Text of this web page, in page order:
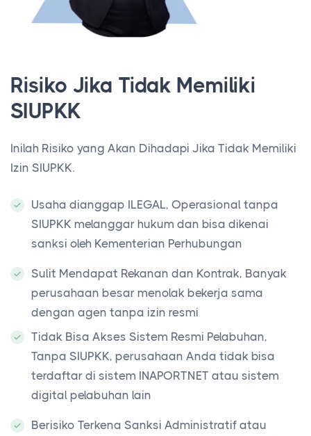
Risiko Jika Tidak Memiliki
SIUPKK
Inilah Risiko yang Akan Dihadapi Jika Tidak Memiliki
Izin SIUPKK.
Usaha dianggap ILEGAL, Operasional tanpa
SIUPKK melanggar hukum dan bisa dikenai
sanksi oleh Kementerian Perhubungan
Sulit Mendapat Rekanan dan Kontrak, Banyak
perusahaan besar menolak bekerja sama
dengan agen tanpa izin resmi
Tidak Bisa Akses Sistem Resmi Pelabuhan,
Tanpa SIUPKK, perusahaan Anda tidak bisa
terdaftar di sistem INAPORTNET atau sistem
digital pelabuhan lain
Berisiko Terkena Sanksi Administratif atau